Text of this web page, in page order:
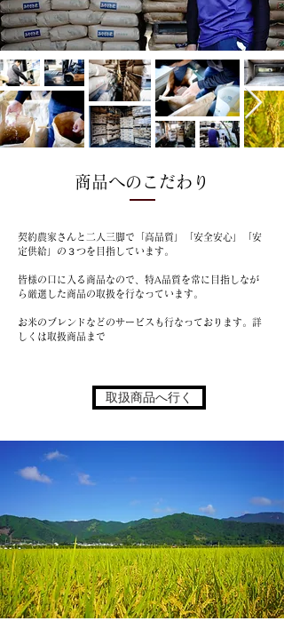
商品へのこだわり
契約農家さんと二人三脚で 「高品質」「安全安心」「安
定供給」 の３つを目指しています。
皆様の口に入る商品なので、 特A品質を常に目指しなが
ら ​厳選した商品の取扱を行なっています。
お米のブレンド ​などのサービスも行なっております。 ​詳
しくは取扱商品まで
取扱商品へ行く